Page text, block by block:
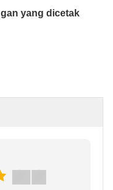
yang dicetak